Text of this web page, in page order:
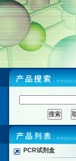
PCR试剂盒